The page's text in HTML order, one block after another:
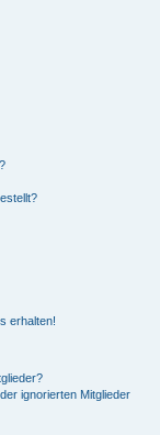
erhalten!
ignorierten Mitglieder